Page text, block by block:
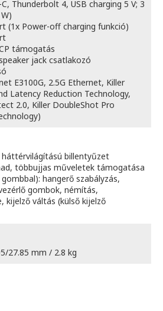
Thunderbolt 4, USB charging 5 V; 3
(1x Power-off charging funkció)
támogatás
jack csatlakozó
E3100G, 2.5G Ethernet, Killer
Latency Reduction Technology,
2.0, Killer DoubleShot Pro
háttérvilágítású billentyűzet
többujjas műveletek támogatása
hangerő szabályzás,
gombok, némítás,
kijelző váltás (külső kijelző
27.85 mm / 2.8 kg